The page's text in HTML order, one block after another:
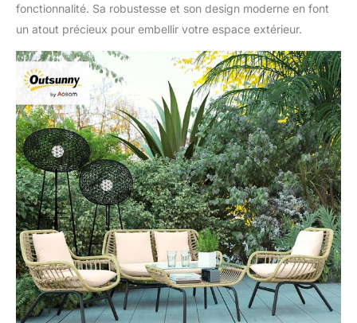
fonctionnalité. Sa robustesse et son design moderne en font
un atout précieux pour embellir votre espace extérieur.